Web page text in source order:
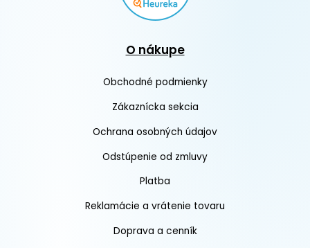
O nákupe
Obchodné podmienky
Zákaznícka sekcia
Ochrana osobných údajov
Odstúpenie od zmluvy
Platba
Reklamácie a vrátenie tovaru
Doprava a cenník